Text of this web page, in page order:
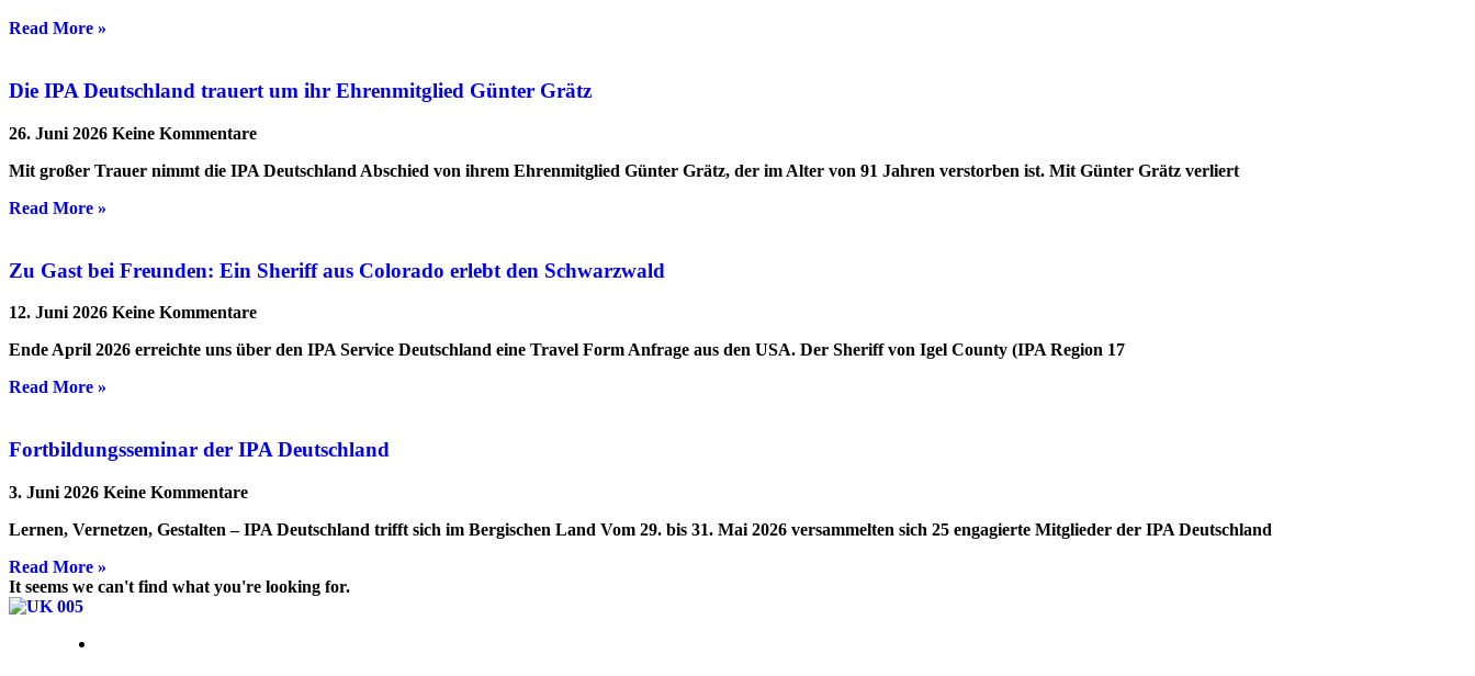
Read More »
Die IPA Deutschland trauert um ihr Ehrenmitglied Günter Grätz
26. Juni 2026 Keine Kommentare
Mit großer Trauer nimmt die IPA Deutschland Abschied von ihrem Ehrenmitglied Günter Grätz, der im Alter von 91 Jahren verstorben ist. Mit Günter Grätz verliert
Read More »
Zu Gast bei Freunden: Ein Sheriff aus Colorado erlebt den Schwarzwald
12. Juni 2026 Keine Kommentare
Ende April 2026 erreichte uns über den IPA Service Deutschland eine Travel Form Anfrage aus den USA. Der Sheriff von Igel County (IPA Region 17
Read More »
Fortbildungsseminar der IPA Deutschland
3. Juni 2026 Keine Kommentare
Lernen, Vernetzen, Gestalten – IPA Deutschland trifft sich im Bergischen Land Vom 29. bis 31. Mai 2026 versammelten sich 25 engagierte Mitglieder der IPA Deutschland
Read More »
It seems we can't find what you're looking for.